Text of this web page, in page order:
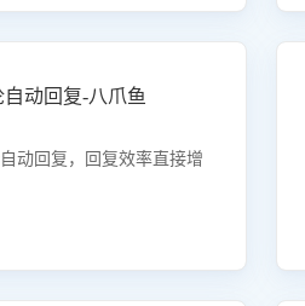
动回复-八爪鱼
动回复，回复效率直接增